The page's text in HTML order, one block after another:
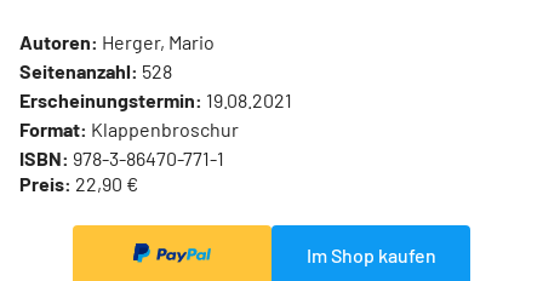
Autoren: Herger, Mario
Seitenanzahl: 528
Erscheinungstermin: 19.08.2021
Format: Klappenbroschur
ISBN: 978-3-86470-771-1
Preis: 22,90 €
Im Shop kaufen